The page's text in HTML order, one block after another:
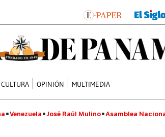
OPINIÓN MULTIMEDIA
Venezuela José Raúl Mulino Asamblea